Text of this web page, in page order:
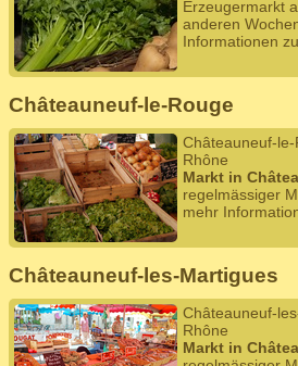
Erzeugermarkt
anderen
Informationen
Châteauneuf-le-Rouge
Châteauneuf-
Rhône
Markt in
regelmässiger
mehr
Châteauneuf-les-Martigues
Châteauneuf-
Rhône
Markt in